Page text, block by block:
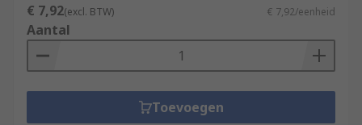
€ 7,92(excl. BTW) € 7,92/eenheid
Aantal
Toevoegen